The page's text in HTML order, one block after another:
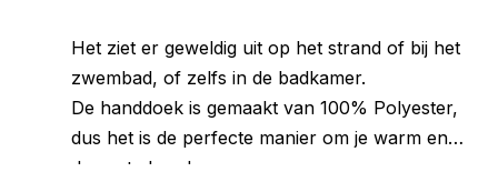
Het ziet er geweldig uit op het strand of bij het
zwembad, of zelfs in de badkamer.
De handdoek is gemaakt van 100% Polyester,
dus het is de perfecte manier om je warm en
droog te houden.